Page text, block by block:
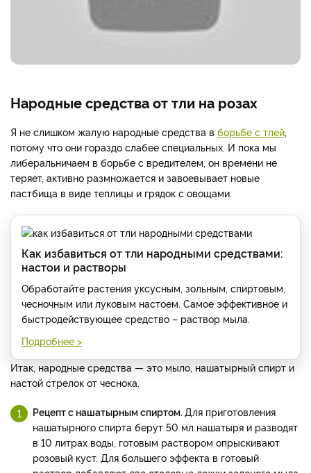
Народные средства от тли на розах
Я не слишком жалую народные средства в борьбе с тлей,
потому что они гораздо слабее специальных. И пока мы
либеральничаем в борьбе с вредителем, он времени не
теряет, активно размножается и завоевывает новые
пастбища в виде теплицы и грядок с овощами.
Как избавиться от тли народными средствами:
настои и растворы
Обработайте растения уксусным, зольным, спиртовым,
чесночным или луковым настоем. Самое эффективное и
быстродействующее средство – раствор мыла.
Подробнее >
Итак, народные средства — это мыло, нашатырный спирт и
настой стрелок от чеснока.
Рецепт с нашатырным спиртом. Для приготовления
нашатырного спирта берут 50 мл нашатыря и разводят
в 10 литрах воды, готовым раствором опрыскивают
розовый куст. Для большего эффекта в готовый